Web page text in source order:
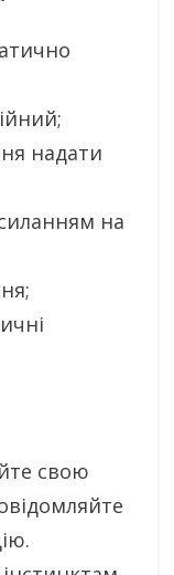
надати
на
свою